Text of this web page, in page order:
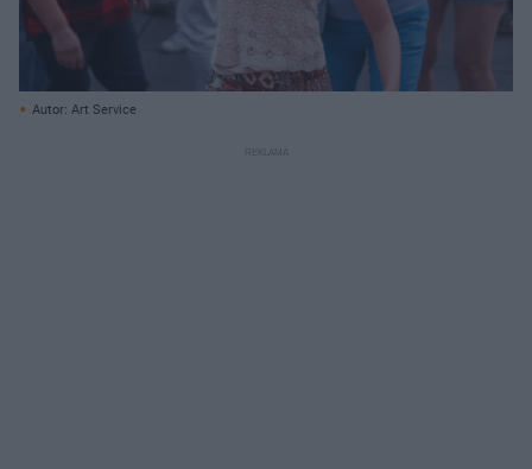
Autor: Art Service